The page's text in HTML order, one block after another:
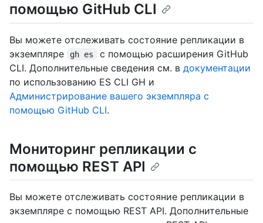
помощью GitHub CLI
Вы можете отслеживать состояние репликации в
экземпляре
gh es
с помощью расширения GitHub
CLI. Дополнительные сведения см. в документации
по использованию ES CLI GH и
Администрирование вашего экземпляра с
помощью GitHub CLI.
Мониторинг репликации с
помощью REST API
Вы можете отслеживать состояние репликации в
экземпляре с помощью REST API. Дополнительные